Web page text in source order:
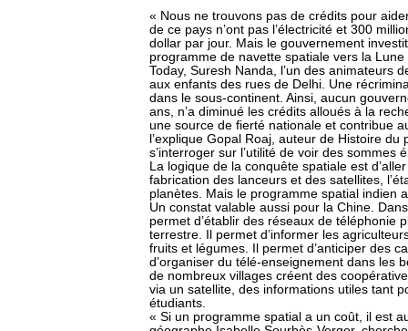
« Nous ne trouvons pas de crédits pour
de ce pays n’ont pas l’électricité et 300
dollar par jour. Mais le gouvernement
programme de navette spatiale vers la
Today, Suresh Nanda, l’un des animateurs
aux enfants des rues de Delhi. Une
dans le sous-continent. Ainsi, aucun
ans, n’a diminué les crédits alloués à la
une source de fierté nationale et contribue
l’explique Gopal Roaj, auteur de Histoire
s’interroger sur l’utilité de voir des
La logique de la conquête spatiale est
fabrication des lanceurs et des satellites,
planètes. Mais le programme spatial indien
Un constat valable aussi pour la Chine.
permet d’établir des réseaux de téléphonie
terrestre. Il permet d’informer les
fruits et légumes. Il permet d’anticiper des
d’organiser du télé-enseignement dans les
de nombreux villages créent des
via un satellite, des informations utiles tant
étudiants.
« Si un programme spatial a un coût, il est